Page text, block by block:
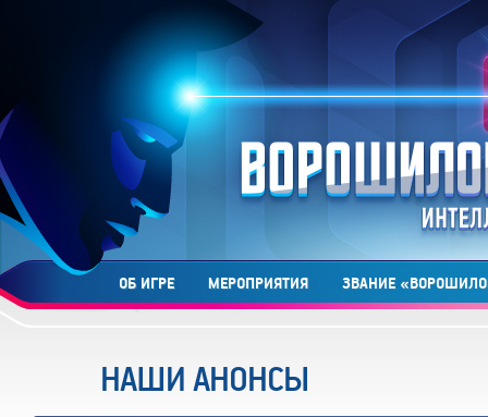
ОБ ИГРЕ МЕРОПРИЯТИЯ ЗВАНИЕ
НАШИ АНОНСЫ